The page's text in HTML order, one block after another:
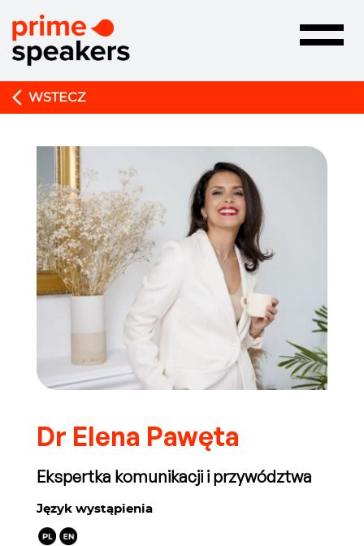
Toggle
WSTECZ
Język wystąpienia
Dr Elena Pawęta
Ekspertka komunikacji i przywództwa